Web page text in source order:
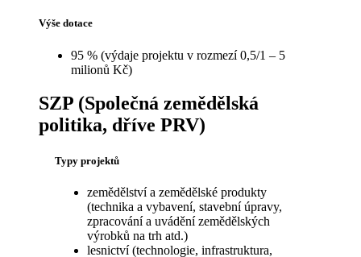
Výše dotace
95 % (výdaje projektu v rozmezí 0,5/1 – 5
milionů Kč)
SZP (Společná zemědělská
politika, dříve PRV)
Typy projektů
zemědělství a zemědělské produkty
(technika a vybavení, stavební úpravy,
zpracování a uvádění zemědělských
výrobků na trh atd.)
lesnictví (technologie, infrastruktura,